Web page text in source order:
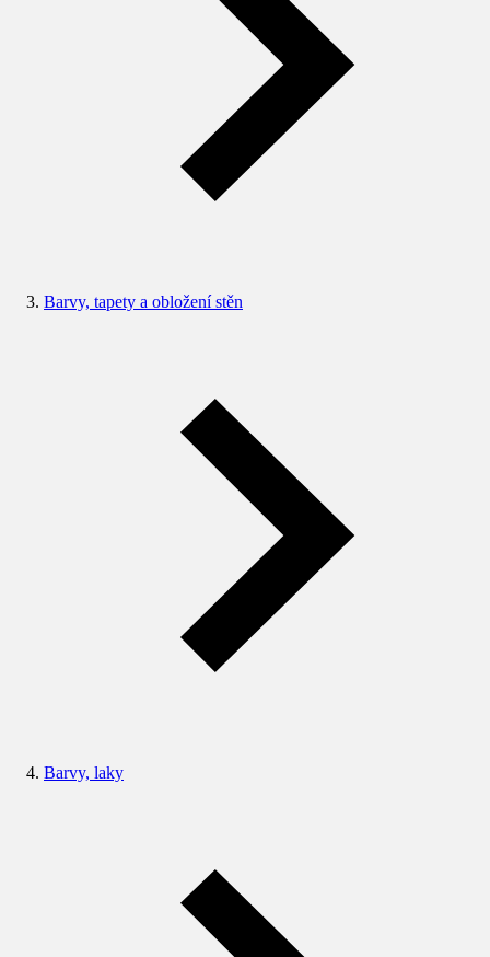
Barvy, tapety a obložení stěn
Barvy, laky